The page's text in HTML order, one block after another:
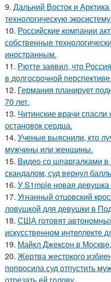
9. Дальний Восток и
технологическую
10. Российские компании
собственные
иностранным.
11. Рютте заявил, что
в долгосрочной перспективе.
12. Германия планирует
70 лет.
13. Читинские врачи спасли
остановок сердца.
14. Ученые выяснили, кто
мужчины или женщины.
15. Видео со шпаргалками в
скандалом, суд вернул
16. У S1mple новая
17. Угнанный отцовский
ловушкой для девушки в
18. США готовят
искусственном интеллекте
19. Майкл Джексон в
20. Жертва жестокого
попросила суд отпустить